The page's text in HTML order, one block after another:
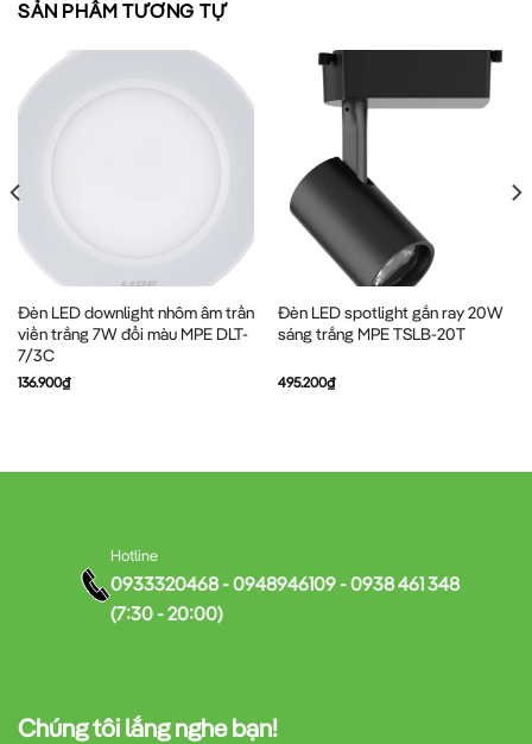
SẢN PHẨM TƯƠNG TỰ
Đèn LED downlight nhôm âm trần
viền trắng 7W đổi màu MPE DLT-
7/3C
136.900₫
Đèn LED spotlight gắn ray 20W
sáng trắng MPE TSLB-20T
495.200₫
Chúng tôi lắng nghe bạn!
Hotline
0933320468 - 0948946109 - 0938 461 348
(7:30 - 20:00)